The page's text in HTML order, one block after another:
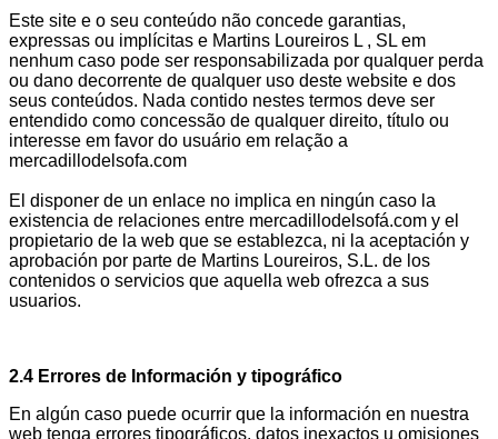
Este site e o seu conteúdo não concede garantias,
expressas ou implícitas e Martins Loureiros L , SL em
nenhum caso pode ser responsabilizada por qualquer perda
ou dano decorrente de qualquer uso deste website e dos
seus conteúdos. Nada contido nestes termos deve ser
entendido como concessão de qualquer direito, título ou
interesse em favor do usuário em relação a
mercadillodelsofa.com
El disponer de un enlace no implica en ningún caso la
existencia de relaciones entre mercadillodelsofá.com y el
propietario de la web que se establezca, ni la aceptación y
aprobación por parte de Martins Loureiros, S.L. de los
contenidos o servicios que aquella web ofrezca a sus
usuarios.
2.4 Errores de Información y tipográfico
En algún caso puede ocurrir que la información en nuestra
web tenga errores tipográficos, datos inexactos u omisiones